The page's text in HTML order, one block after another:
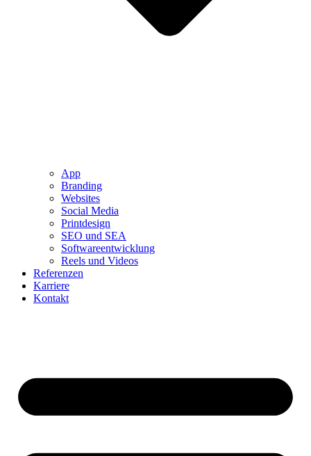
App
Branding
Websites
Social Media
Printdesign
SEO und SEA
Softwareentwicklung
Reels und Videos
Referenzen
Karriere
Kontakt